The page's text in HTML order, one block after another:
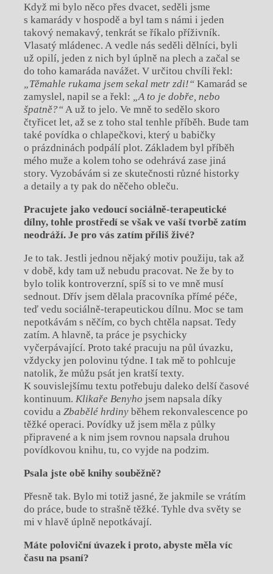
Když mi bylo něco přes dvacet, seděli jsme
s kamarády v hospodě a byl tam s námi i jeden
takový nemakavý, tenkrát se říkalo příživník.
Vlasatý mládenec. A vedle nás seděli dělníci, byli
už opilí, jeden z nich byl úplně na plech a začal se
do toho kamaráda navážet. V určitou chvíli řekl:
„Těmahle rukama jsem sekal metr zdi!“Kamarád se
zamyslel, napil se a řekl:
„A to je dobře, nebo
špatně?“A už to jelo. Ve mně to sedělo skoro
čtyřicet let, až se z toho stal tenhle příběh. Bude tam
také povídka o chlapečkovi, který u babičky
o prázdninách podpálí plot. Základem byl příběh
mého muže a kolem toho se odehrává zase jiná
story. Vyzobávám si ze skutečnosti různé historky
a detaily a ty pak do něčeho obleču.
Pracujete jako vedoucí sociálně-terapeutické
dílny, tohle prostředí se však ve vaší tvorbě zatím
neodráží. Je pro vás zatím příliš živé?
Je to tak. Jestli jednou nějaký motiv použiju, tak až
v době, kdy tam už nebudu pracovat. Ne že by to
bylo tolik kontroverzní, spíš si to ve mně musí
sednout. Dřív jsem dělala pracovníka přímé péče,
teď vedu sociálně-terapeutickou dílnu. Moc se tam
nepotkávám s něčím, co bych chtěla napsat. Tedy
zatím. A hlavně, ta práce je psychicky
vyčerpávající. Proto také pracuju na půl úvazku,
vždycky jen polovinu týdne. I tak mě to pohlcuje
natolik, že můžu psát jen kratší texty.
K souvislejšímu textu potřebuju daleko delší časové
kontinuum. Klikaře Benyho jsem napsala díky
covidu a Zbabělé hrdinyběhem rekonvalescence po
těžké operaci. Povídky už jsem měla z půlky
připravené a k nim jsem rovnou napsala druhou
povídkovou knihu, tu, co vyjde na podzim.
Psala jste obě knihy souběžně?
Přesně tak. Bylo mi totiž jasné, že jakmile se vrátím
do práce, bude to strašně těžké. Tyhle dva světy se
mi v hlavě úplně nepotkávají.
Máte poloviční úvazek i proto, abyste měla víc
času na psaní?